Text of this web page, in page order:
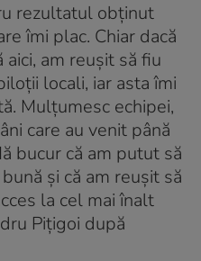
rezultatul obținut
îmi plac. Chiar dacă
am reușit să fiu
locali, iar asta îmi
Mulțumesc echipei,
care au venit până
bucur că am putut să
și că am reușit să
la cel mai înalt
Pițigoi după